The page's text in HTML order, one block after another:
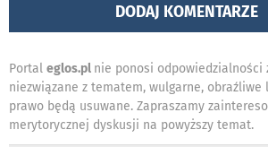
DODAJ KOMENTARZE
Portal eglos.pl nie ponosi odpowiedzialności
niezwiązane z tematem, wulgarne, obraźliwe
prawo będą usuwane. Zapraszamy
merytorycznej dyskusji na powyższy temat.